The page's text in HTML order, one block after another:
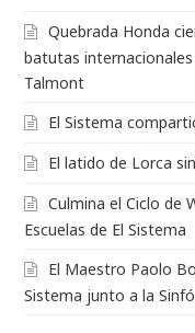
Quebrada Honda
batutas
Talmont
El Sistema
El latido de Lorca
Culmina el Ciclo de
Escuelas de El Sistema
El Maestro Paolo
Sistema junto a la